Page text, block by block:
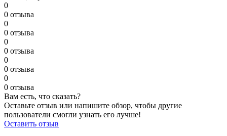
0
0 отзыва
0
0 отзыва
0
0 отзыва
0
0 отзыва
0
0 отзыва
Вам есть, что сказать?
Оставьте отзыв или напишите обзор, чтобы другие
пользователи смогли узнать его лучше!
Оставить отзыв